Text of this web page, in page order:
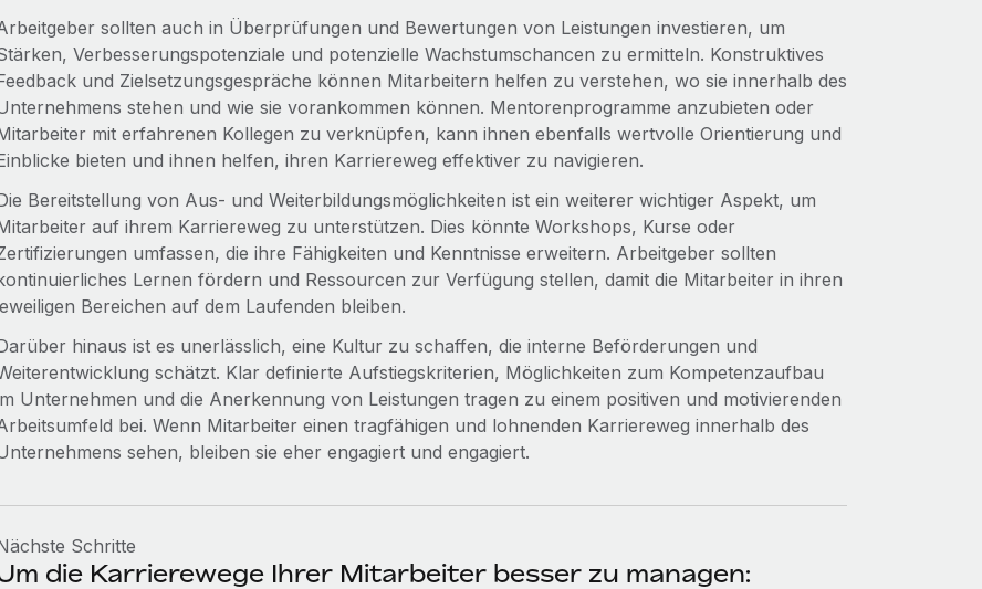
sollten auch in Überprüfungen und Bewertungen von Leistungen investieren, um
Verbesserungspotenziale und potenzielle Wachstumschancen zu ermitteln. Konstruktives
und Zielsetzungsgespräche können Mitarbeitern helfen zu verstehen, wo sie innerhalb des
stehen und wie sie vorankommen können. Mentorenprogramme anzubieten oder
mit erfahrenen Kollegen zu verknüpfen, kann ihnen ebenfalls wertvolle Orientierung und
bieten und ihnen helfen, ihren Karriereweg effektiver zu navigieren.
Bereitstellung von Aus- und Weiterbildungsmöglichkeiten ist ein weiterer wichtiger Aspekt, um
auf ihrem Karriereweg zu unterstützen. Dies könnte Workshops, Kurse oder
umfassen, die ihre Fähigkeiten und Kenntnisse erweitern. Arbeitgeber sollten
Lernen fördern und Ressourcen zur Verfügung stellen, damit die Mitarbeiter in ihren
Bereichen auf dem Laufenden bleiben.
hinaus ist es unerlässlich, eine Kultur zu schaffen, die interne Beförderungen und
schätzt. Klar definierte Aufstiegskriterien, Möglichkeiten zum Kompetenzaufbau
Unternehmen und die Anerkennung von Leistungen tragen zu einem positiven und motivierenden
bei. Wenn Mitarbeiter einen tragfähigen und lohnenden Karriereweg innerhalb des
sehen, bleiben sie eher engagiert und engagiert.
Schritte
die Karrierewege Ihrer Mitarbeiter besser zu managen: